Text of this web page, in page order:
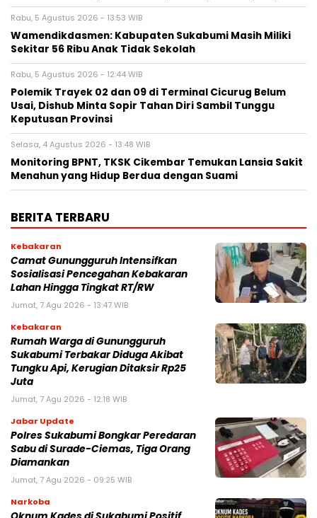
Rabu, 5 Agustus 2026 - 13:53 WIB
Wamendikdasmen: Kabupaten Sukabumi Masih Miliki
Sekitar 56 Ribu Anak Tidak Sekolah
Rabu, 5 Agustus 2026 - 12:44 WIB
Polemik Trayek 02 dan 09 di Terminal Cicurug Belum
Usai, Dishub Minta Sopir Tahan Diri Sambil Tunggu
Keputusan Provinsi
Selasa, 4 Agustus 2026 - 13:48 WIB
‎Monitoring BPNT, TKSK Cikembar Temukan Lansia Sakit
Menahun yang Hidup Berdua dengan Suami
BERITA TERBARU
Kebakaran
‎‎Camat Gunungguruh Intensifkan
Sosialisasi Pencegahan Kebakaran
Lahan Hingga Tingkat RT/RW‎
Jumat, 7 Agu 2026 - 13:47 WIB
Kebakaran
‎Rumah Warga di Gunungguruh
Sukabumi Terbakar Diduga Akibat
Tungku Api, Kerugian Ditaksir Rp25
Juta
Jumat, 7 Agu 2026 - 12:18 WIB
Jabar Update
Polres Sukabumi Bongkar Peredaran
Sabu di Surade-Ciemas, Tiga Orang
Diamankan
Jumat, 7 Agu 2026 - 09:25 WIB
Narkoba